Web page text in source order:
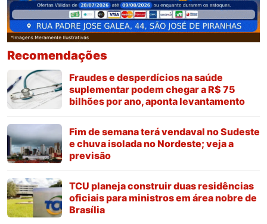
Recomendações
Fraudes e desperdícios na saúde
suplementar podem chegar a R$ 75
bilhões por ano, aponta levantamento
Fim de semana terá vendaval no Sudeste
e chuva isolada no Nordeste; veja a
previsão
TCU planeja construir duas residências
oficiais para ministros em área nobre de
Brasília